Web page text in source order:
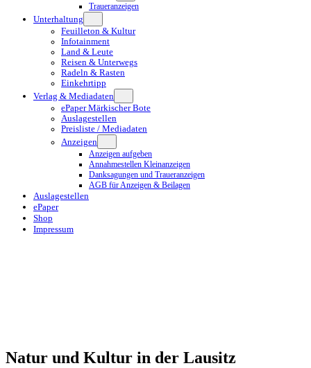
Traueranzeigen
Unterhaltung
Feuilleton & Kultur
Infotainment
Land & Leute
Reisen & Unterwegs
Radeln & Rasten
Einkehrtipp
Verlag & Mediadaten
ePaper Märkischer Bote
Auslagestellen
Preisliste / Mediadaten
Anzeigen
Anzeigen aufgeben
Annahmestellen Kleinanzeigen
Danksagungen und Traueranzeigen
AGB für Anzeigen & Beilagen
Auslagestellen
ePaper
Shop
Impressum
Natur und Kultur in der Lausitz